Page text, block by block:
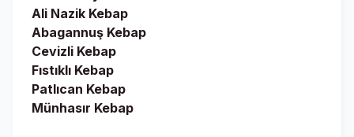
Ali Nazik Kebap
Abagannuş Kebap
Cevizli Kebap
Fıstıklı Kebap
Patlıcan Kebap
Münhasır Kebap